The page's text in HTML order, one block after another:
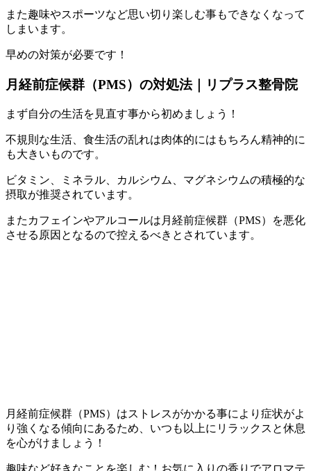
また趣味やスポーツなど思い切り楽しむ事もできなくなって
しまいます。
早めの対策が必要です！
月経前症候群（PMS）の対処法｜リプラス整骨院
まず自分の生活を見直す事から初めましょう！
不規則な生活、食生活の乱れは肉体的にはもちろん精神的に
も大きいものです。
ビタミン、ミネラル、カルシウム、マグネシウムの積極的な
摂取が推奨されています。
またカフェインやアルコールは月経前症候群（PMS）を悪化
させる原因となるので控えるべきとされています。
月経前症候群（PMS）はストレスがかかる事により症状がよ
り強くなる傾向にあるため、いつも以上にリラックスと休息
を心がけましょう！
趣味など好きなことを楽しむ！お気に入りの香りでアロマテ